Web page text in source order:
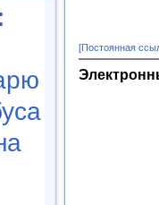
[Постоянная